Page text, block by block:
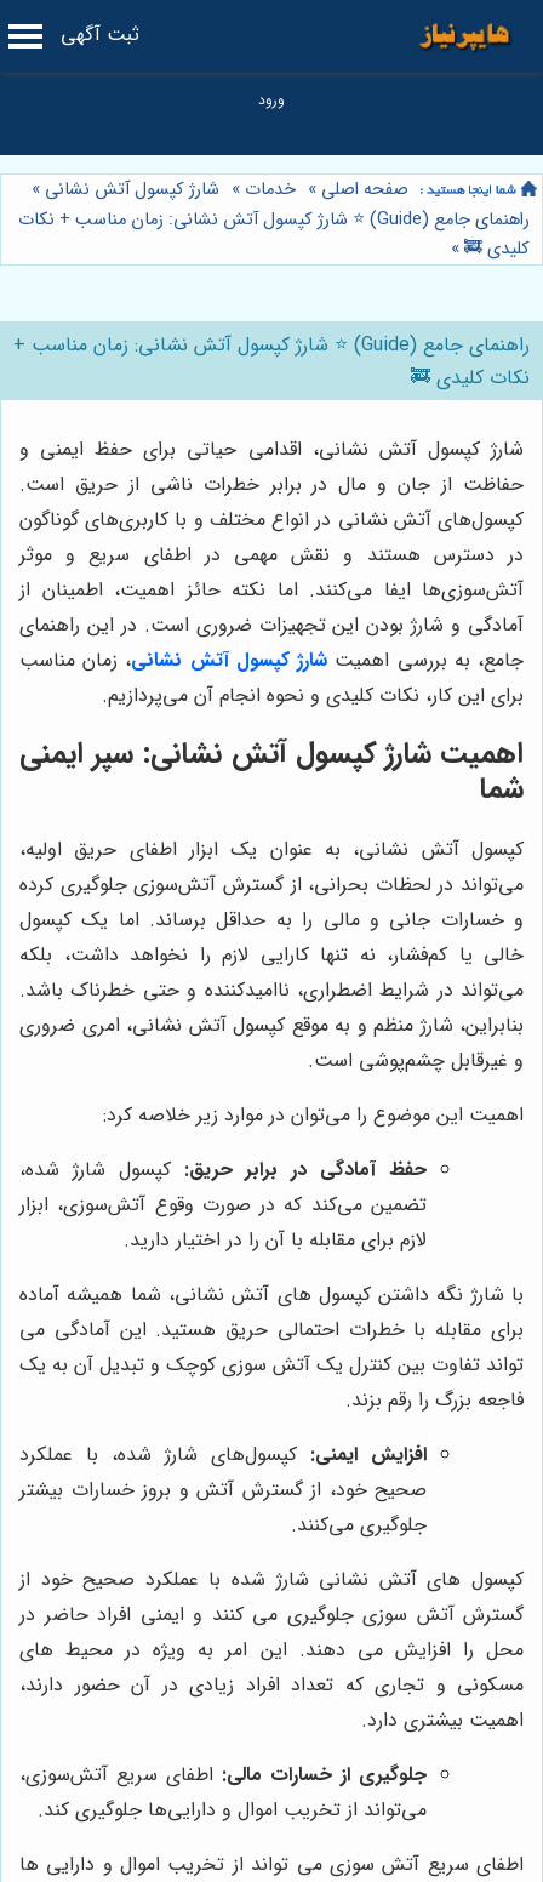
ثبت آگهی
صفحه اصلی » خدمات » شارژ کپسول آتش نشانی »
راهنمای جامع (Guide) ⭐️ شارژ کپسول آتش نشانی: زمان مناسب + نکات
کلیدی 🚒»
راهنمای جامع (Guide) ⭐️ شارژ کپسول آتش نشانی: زمان مناسب +
نکات کلیدی 🚒
شارژ کپسول آتش نشانی، اقدامی حیاتی برای حفظ ایمنی و
حفاظت از جان و مال در برابر خطرات ناشی از حریق است.
کپسول‌های آتش نشانی در انواع مختلف و با کاربری‌های گوناگون
در دسترس هستند و نقش مهمی در اطفای سریع و موثر
آتش‌سوزی‌ها ایفا می‌کنند. اما نکته حائز اهمیت، اطمینان از
آمادگی و شارژ بودن این تجهیزات ضروری است. در این راهنمای
جامع، به بررسی اهمیت شارژ کپسول آتش نشانی، زمان مناسب
برای این کار، نکات کلیدی و نحوه انجام آن می‌پردازیم.
اهمیت شارژ کپسول آتش نشانی: سپر ایمنی
شما
کپسول آتش نشانی، به عنوان یک ابزار اطفای حریق اولیه،
می‌تواند در لحظات بحرانی، از گسترش آتش‌سوزی جلوگیری کرده
و خسارات جانی و مالی را به حداقل برساند. اما یک کپسول
خالی یا کم‌فشار، نه تنها کارایی لازم را نخواهد داشت، بلکه
می‌تواند در شرایط اضطراری، ناامیدکننده و حتی خطرناک باشد.
بنابراین، شارژ منظم و به موقع کپسول آتش نشانی، امری ضروری
و غیرقابل چشم‌پوشی است.
اهمیت این موضوع را می‌توان در موارد زیر خلاصه کرد:
حفظ آمادگی در برابر حریق: کپسول شارژ شده،
تضمین می‌کند که در صورت وقوع آتش‌سوزی، ابزار
لازم برای مقابله با آن را در اختیار دارید.
با شارژ نگه داشتن کپسول های آتش نشانی، شما همیشه آماده
برای مقابله با خطرات احتمالی حریق هستید. این آمادگی می
تواند تفاوت بین کنترل یک آتش سوزی کوچک و تبدیل آن به یک
فاجعه بزرگ را رقم بزند.
افزایش ایمنی: کپسول‌های شارژ شده، با عملکرد
صحیح خود، از گسترش آتش و بروز خسارات بیشتر
جلوگیری می‌کنند.
کپسول های آتش نشانی شارژ شده با عملکرد صحیح خود از
گسترش آتش سوزی جلوگیری می کنند و ایمنی افراد حاضر در
محل را افزایش می دهند. این امر به ویژه در محیط های
مسکونی و تجاری که تعداد افراد زیادی در آن حضور دارند،
اهمیت بیشتری دارد.
جلوگیری از خسارات مالی: اطفای سریع آتش‌سوزی،
می‌تواند از تخریب اموال و دارایی‌ها جلوگیری کند.
اطفای سریع آتش سوزی می تواند از تخریب اموال و دارایی ها